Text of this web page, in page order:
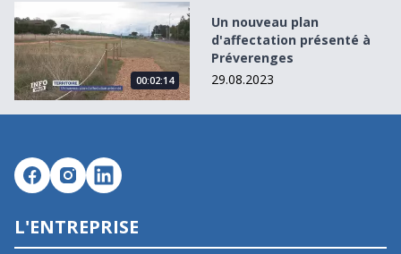
Un nouveau plan d&#039;affectation présenté à
00:02:14
Un nouveau plan
d'affectation présenté à
Préverenges
29.08.2023
L'ENTREPRISE